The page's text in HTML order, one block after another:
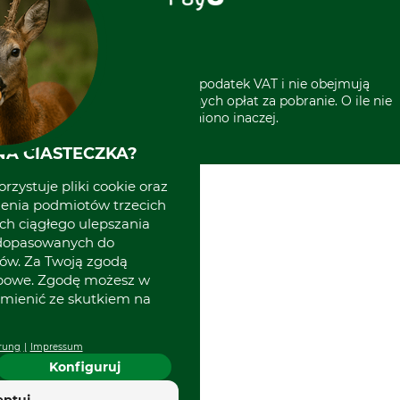
Grube w Europie
* Wszystkie ceny zawierają podatek VAT i nie obejmują
kosztów wysyłki lub ewentualnych opłat za pobranie. O ile nie
wyszczególniono inaczej.
CIASTECZKA?
pliki cookie oraz
podmiotów trzecich
ciągłego ulepszania
do
Za Twoją zgodą
Zgodę możesz w
ze skutkiem na
Impressum
Konfiguruj